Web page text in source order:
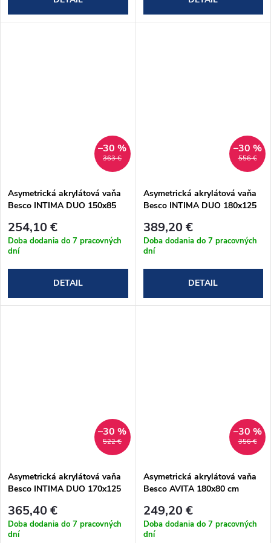
363 €
–30 %
Asymetrická akrylátová vaňa
Besco INTIMA DUO 150x85
254,10 €
Doba dodania do 7 pracovných
dní
DETAIL
556 €
–30 %
Asymetrická akrylátová vaňa
Besco INTIMA DUO 180x125
389,20 €
Doba dodania do 7 pracovných
dní
DETAIL
522 €
–30 %
Asymetrická akrylátová vaňa
Besco INTIMA DUO 170x125
365,40 €
Doba dodania do 7 pracovných
dní
356 €
–30 %
Asymetrická akrylátová vaňa
Besco AVITA 180x80 cm
249,20 €
Doba dodania do 7 pracovných
dní